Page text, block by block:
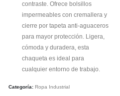
contraste. Ofrece bolsillos
impermeables con cremallera y
cierre por tapeta anti-aguaceros
para mayor protección. Ligera,
cómoda y duradera, esta
chaqueta es ideal para
cualquier entorno de trabajo.
Categoría: Ropa Industrial